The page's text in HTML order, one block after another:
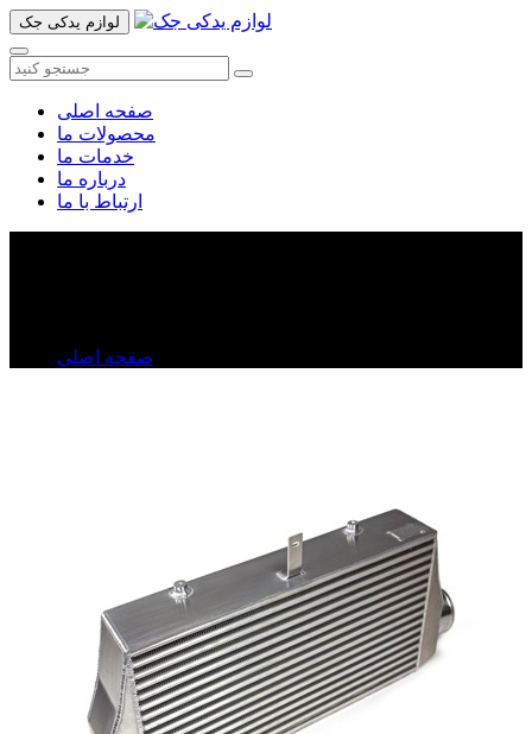
لوازم یدکی جک
صفحه اصلی
محصولات ما
خدمات ما
درباره ما
ارتباط با ما
صفحه اصلی